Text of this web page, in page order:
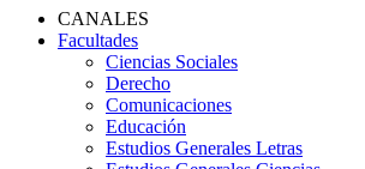
CANALES
Facultades
Ciencias Sociales
Derecho
Comunicaciones
Educación
Estudios Generales Letras